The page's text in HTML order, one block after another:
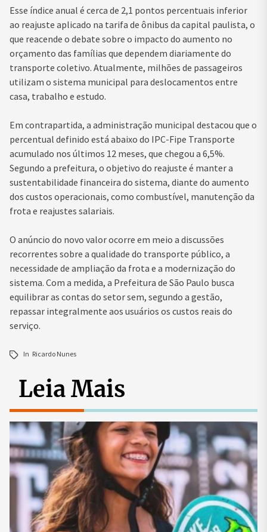
Esse índice anual é cerca de 2,1 pontos percentuais inferior
ao reajuste aplicado na tarifa de ônibus da capital paulista, o
que reacende o debate sobre o impacto do aumento no
orçamento das famílias que dependem diariamente do
transporte coletivo. Atualmente, milhões de passageiros
utilizam o sistema municipal para deslocamentos entre
casa, trabalho e estudo.
Em contrapartida, a administração municipal destacou que o
percentual definido está abaixo do IPC-Fipe Transporte
acumulado nos últimos 12 meses, que chegou a 6,5%.
Segundo a prefeitura, o objetivo do reajuste é manter a
sustentabilidade financeira do sistema, diante do aumento
dos custos operacionais, como combustível, manutenção da
frota e reajustes salariais.
O anúncio do novo valor ocorre em meio a discussões
recorrentes sobre a qualidade do transporte público, a
necessidade de ampliação da frota e a modernização do
sistema. Com a medida, a Prefeitura de São Paulo busca
equilibrar as contas do setor sem, segundo a gestão,
repassar integralmente aos usuários os custos reais do
serviço.
In Ricardo Nunes
Leia Mais